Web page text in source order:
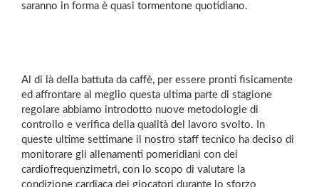
saranno in forma è quasi tormentone quotidiano.
Al di là della battuta da caffè, per essere pronti fisicamente
ed affrontare al meglio questa ultima parte di stagione
regolare abbiamo introdotto nuove metodologie di
controllo e verifica della qualità del lavoro svolto. In
queste ultime settimane il nostro staff tecnico ha deciso di
monitorare gli allenamenti pomeridiani con dei
cardiofrequenzimetri, con lo scopo di valutare la
condizione cardiaca dei giocatori durante lo sforzo